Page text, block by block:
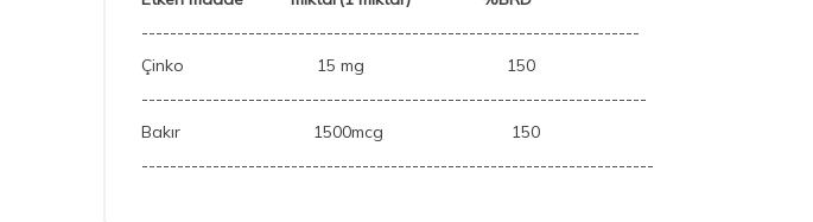
----------------------------------------------------------------------
Çinko 15 mg 150
-----------------------------------------------------------------------
Bakır 1500mcg 150
------------------------------------------------------------------------